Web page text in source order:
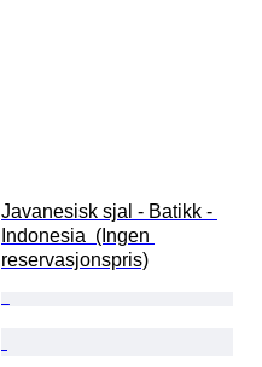
Javanesisk sjal - Batikk -
Indonesia  (Ingen
reservasjonspris)